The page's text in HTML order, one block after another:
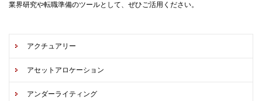
業界研究や転職準備のツールとして、ぜひご活用ください。
アクチュアリー
アセットアロケーション
アンダーライティング